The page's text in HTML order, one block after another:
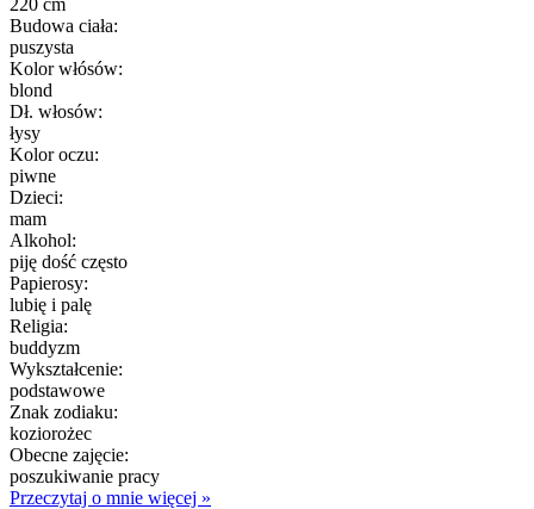
Budowa ciała:
puszysta
Kolor włósów:
blond
Dł. włosów:
łysy
Kolor oczu:
piwne
Dzieci:
mam
Alkohol:
piję dość często
Papierosy:
lubię i palę
Religia:
buddyzm
Wykształcenie:
podstawowe
Znak zodiaku:
koziorożec
Obecne zajęcie:
poszukiwanie pracy
Przeczytaj o mnie więcej »